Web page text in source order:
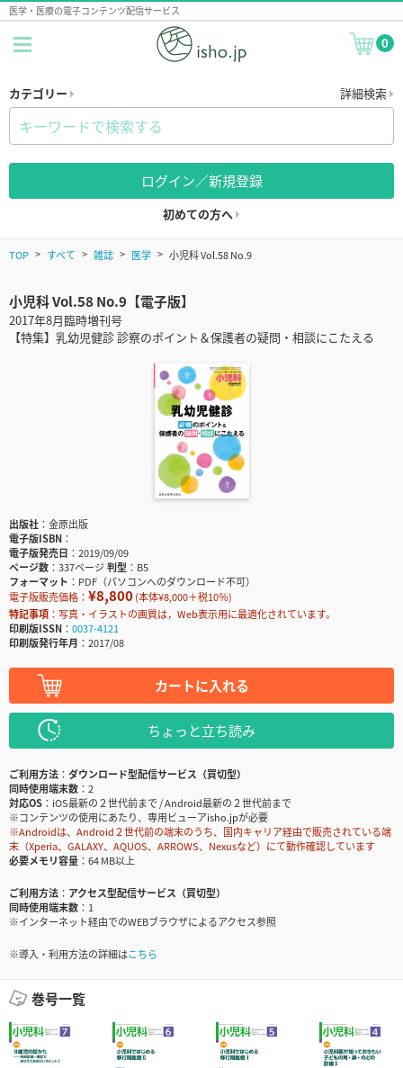
医学・医療の電子コンテンツ配信サービス
0
カテゴリー 詳細検索
ログイン／新規登録
初めての方へ
TOP すべて 雑誌 医学 小児科 Vol.58 No.9
小児科 Vol.58 No.9【電子版】
2017年8月臨時増刊号
【特集】乳幼児健診 診察のポイント＆保護者の疑問・相談にこたえる
出版社
金原出版
電子版ISBN
電子版発売日
2019/09/09
ページ数
337ページ判型
B5
フォーマット
PDF（パソコンへのダウンロード不可）
電子版販売価格： ¥8,800(本体¥8,000＋税10％)
特記事項
写真・イラストの画質は，Web表示用に最適化されています。
印刷版ISSN
0037-4121
印刷版発行年月
2017/08
カートに入れる
ちょっと立ち読み
ご利用方法
ダウンロード型配信サービス（買切型）
同時使用端末数
2
対応OS
iOS最新の２世代前まで / Android最新の２世代前まで
※コンテンツの使用にあたり、専用ビューアisho.jpが必要
※Androidは、Android２世代前の端末のうち、国内キャリア経由で販売されている端
末（Xperia、GALAXY、AQUOS、ARROWS、Nexusなど）にて動作確認しています
必要メモリ容量
64 MB以上
ご利用方法
アクセス型配信サービス（買切型）
同時使用端末数
1
※インターネット経由でのWEBブラウザによるアクセス参照
※導入・利用方法の詳細はこちら
巻号一覧